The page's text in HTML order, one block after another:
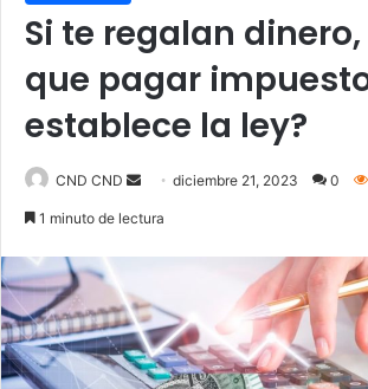
Si te regalan
que pagar
establece la ley?
CND CND
Senddiciembre 21, 2023 0
1 minuto de lectura